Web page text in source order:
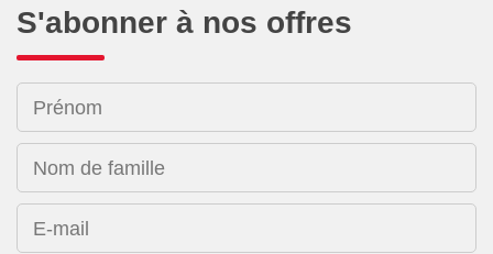
S'abonner à nos offres
Prénom
Nom de famille
E-mail